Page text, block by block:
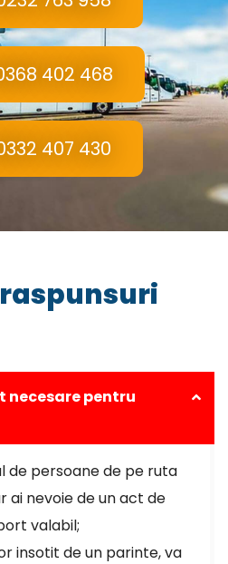
402 468
407 430
necesare pentru
de persoane de pe ruta
ai nevoie de un act de
valabil;
insotit de un parinte, va